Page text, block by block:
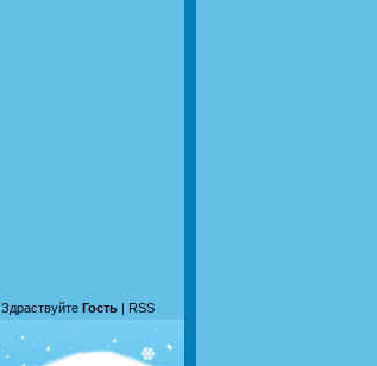
Здраствуйте Гость | RSS